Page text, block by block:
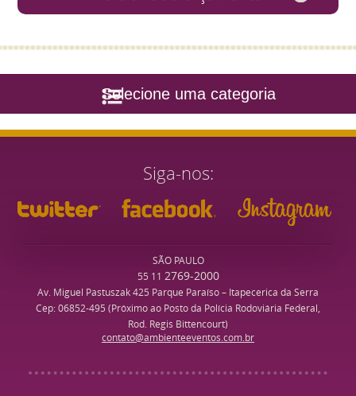
Selecione uma categoria
Siga-nos
SÃO PAULO
55 11 2769-2000
Av. Miguel Pastuszak 425 Parque Paraíso – Itapecerica da Serra
Cep: 06852-495 (Próximo ao Posto da Polícia Rodoviária Federal,
Rod. Regis Bittencourt)
contato@ambienteeventos.com.br